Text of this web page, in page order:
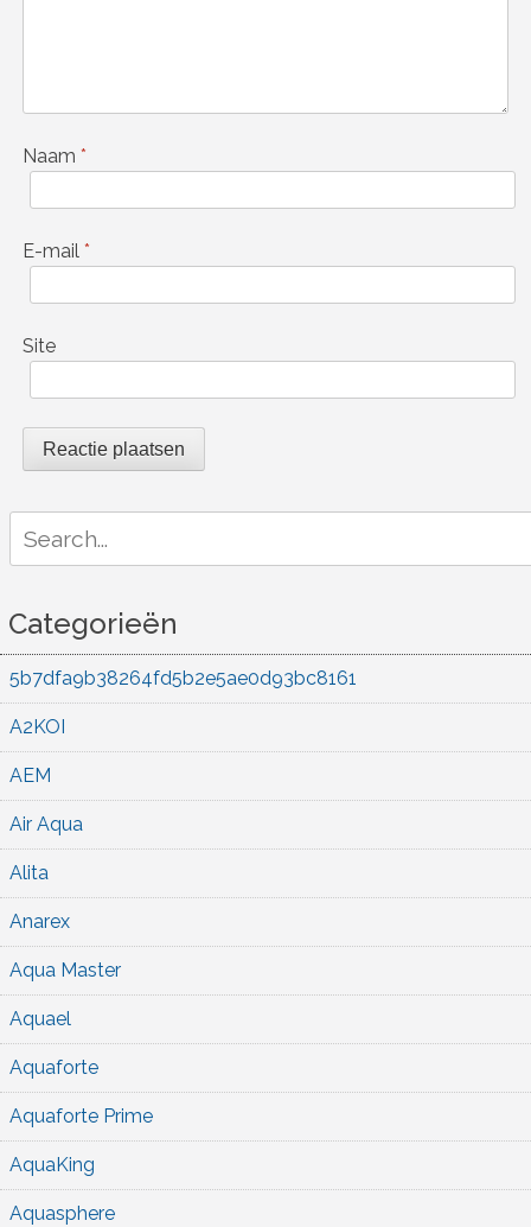
Naam *
E-mail *
Site
for:
Categorieën
5b7dfa9b38264fd5b2e5ae0d93bc8161
A2KOI
AEM
Air Aqua
Alita
Anarex
Aqua Master
Aquael
Aquaforte
Aquaforte Prime
AquaKing
Aquasphere